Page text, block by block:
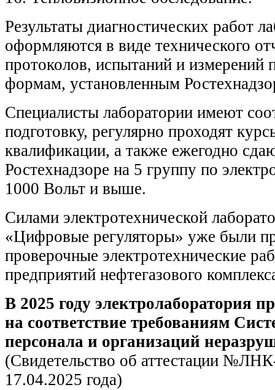
Результаты диагностических работ
оформляются в виде технического
протоколов, испытаний и измерений
формам, установленным
Специалисты лаборатории имеют
подготовку, регулярно проходят
квалификации, а также ежегодно
Ростехнадзоре на 5 группу по
1000 Вольт и выше.
Силами электротехнической
«Цифровые регуляторы» уже были
проверочные электротехнические
предприятий нефтегазового
В 2025 году электролаборатория
на соответствие требованиям
персонала и организаций
(Свидетельство об аттестации
17.04.2025 года)